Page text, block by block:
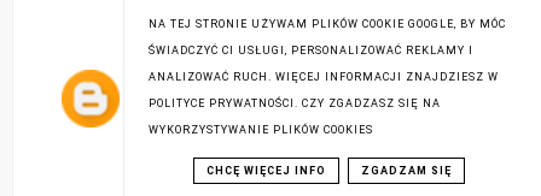
ODPOWIEDZ
11 gru 2017, 22:30:00
Zgłoszenie wysłane 😊
ODPOWIEDZ
NA TEJ STRONIE UŻYWAM PLIKÓW COOKIE GOOGLE, BY MÓC
ŚWIADCZYĆ CI USŁUGI, PERSONALIZOWAĆ REKLAMY I
ANALIZOWAĆ RUCH. WIĘCEJ INFORMACJI ZNAJDZIESZ W
POLITYCE PRYWATNOŚCI. CZY ZGADZASZ SIĘ NA
WYKORZYSTYWANIE PLIKÓW COOKIES
CHCĘ WIĘCEJ INFO ZGADZAM SIĘ